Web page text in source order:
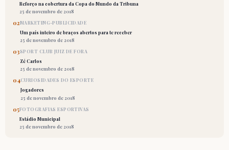
Reforço na cobertura da Copa do Mundo da Tribuna
25 de novembro de 2018
02MARKETING-PUBLICIDADE
Um país inteiro de braços abertos para te receber
25 de novembro de 2018
03SPORT CLUB JUIZ DE FORA
Zé Carlos
25 de novembro de 2018
04CURIOSIDADES DO ESPORTE
Jogadores
25 de novembro de 2018
05FOTOGRAFIAS ESPORTIVAS
Estádio Municipal
25 de novembro de 2018